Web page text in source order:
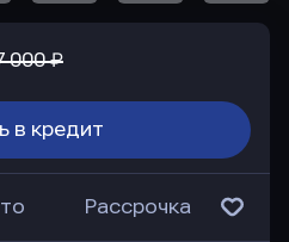
000 ₽
в кредит
Рассрочка